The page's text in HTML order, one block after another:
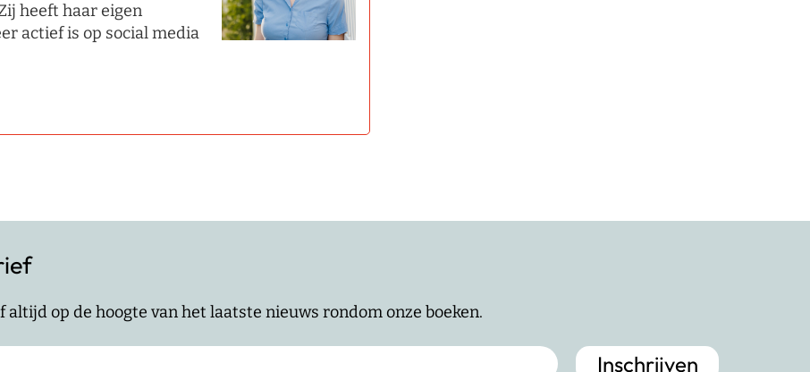
heeft haar eigen
actief is op social media
op de hoogte van het laatste nieuws rondom onze boeken.